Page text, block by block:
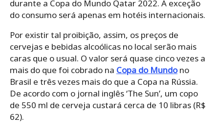
durante a Copa do Mundo Qatar 2022. A exceção
do consumo será apenas em hotéis internacionais.
Por existir tal proibição, assim, os preços de
cervejas e bebidas alcoólicas no local serão mais
caras que o usual. O valor será quase cinco vezes a
mais do que foi cobrado na Copa do Mundono
Brasil e três vezes mais do que a Copa na Rússia.
De acordo com o jornal inglês ‘The Sun’, um copo
de 550 ml de cerveja custará cerca de 10 libras (R$
62).